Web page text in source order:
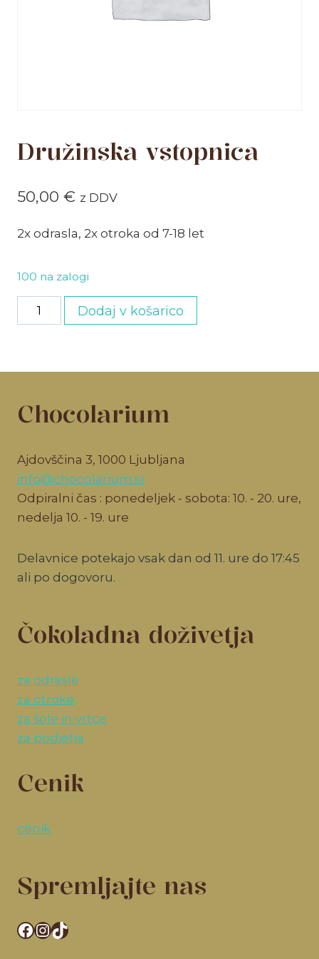
Družinska vstopnica
50,00 € z DDV
2x odrasla, 2x otroka od 7-18 let
100 na zalogi
Družinska
vstopnica
Dodaj v košarico
Chocolarium
Ajdovščina 3, 1000 Ljubljana
info@chocolarium.si
Odpiralni čas : ponedeljek - sobota: 10. - 20. ure,
nedelja 10. - 19. ure
Delavnice potekajo vsak dan od 11. ure do 17:45
ali po dogovoru.
Čokoladna doživetja
za odrasle
za otroke
za šole in vrtce
za podjetja
Cenik
cenik
Spremljajte nas
Facebook
Instagram
TikTok